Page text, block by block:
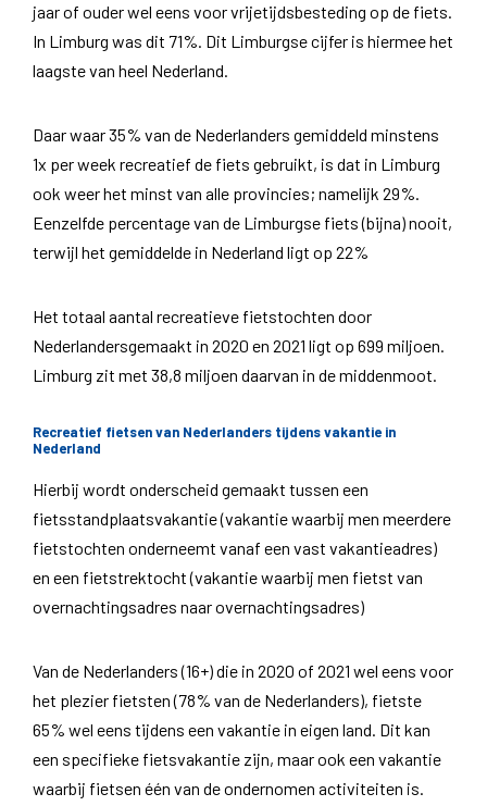
jaar of ouder wel eens voor vrijetijdsbesteding op de fiets.
In Limburg was dit 71%. Dit Limburgse cijfer is hiermee het
laagste van heel Nederland.
Daar waar 35% van de Nederlanders gemiddeld minstens
1x per week recreatief de fiets gebruikt, is dat in Limburg
ook weer het minst van alle provincies; namelijk 29%.
Eenzelfde percentage van de Limburgse fiets (bijna) nooit,
terwijl het gemiddelde in Nederland ligt op 22%
Het totaal aantal recreatieve fietstochten door
Nederlandersgemaakt in 2020 en 2021 ligt op 699 miljoen.
Limburg zit met 38,8 miljoen daarvan in de middenmoot.
Recreatief fietsen van Nederlanders tijdens vakantie in
Nederland
Hierbij wordt onderscheid gemaakt tussen een
fietsstandplaatsvakantie (vakantie waarbij men meerdere
fietstochten onderneemt vanaf een vast vakantieadres)
en een fietstrektocht (vakantie waarbij men fietst van
overnachtingsadres naar overnachtingsadres)
Van de Nederlanders (16+) die in 2020 of 2021 wel eens voor
het plezier fietsten (78% van de Nederlanders), fietste
65% wel eens tijdens een vakantie in eigen land. Dit kan
een specifieke fietsvakantie zijn, maar ook een vakantie
waarbij fietsen één van de ondernomen activiteiten is.